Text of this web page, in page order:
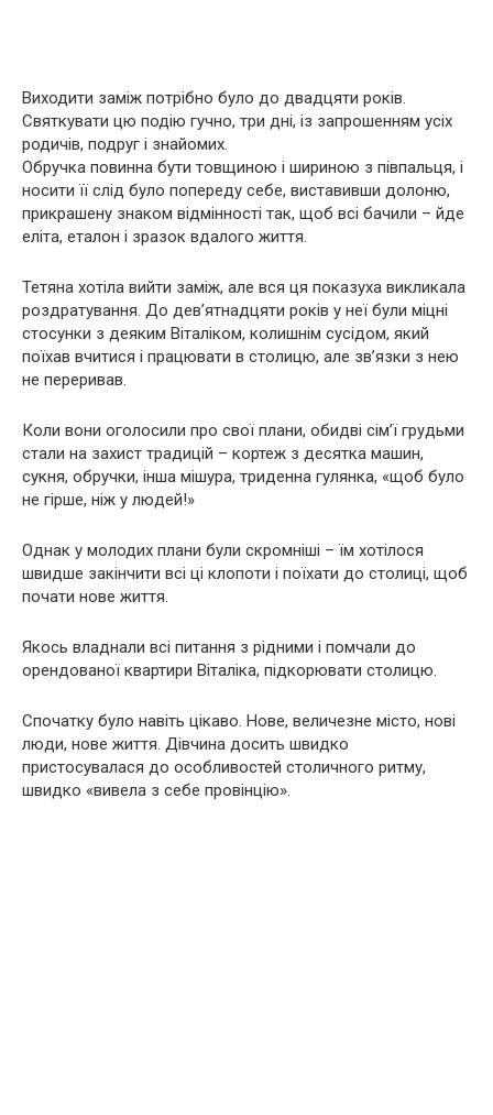
Виходити заміж потрібно було до двадцяти років.
Святкувати цю подію гучно, три дні, із запрошенням усіх
родичів, подруг і знайомих.
Обручка повинна бути товщиною і шириною з півпальця, і
носити її слід було попереду себе, виставивши долоню,
прикрашену знаком відмінності так, щоб всі бачили – йде
еліта, еталон і зразок вдалого життя.
Тетяна хотіла вийти заміж, але вся ця показуха викликала
роздратування. До дев’ятнадцяти років у неї були міцні
стосунки з деяким Віталіком, колишнім сусідом, який
поїхав вчитися і працювати в столицю, але зв’язки з нею
не переривав.
Коли вони оголосили про свої плани, обидві сім’ї грудьми
стали на захист традицій – кортеж з десятка машин,
сукня, обручки, інша мішура, триденна гулянка, «щоб було
не гірше, ніж у людей!»
Однак у молодих плани були скромніші – їм хотілося
швидше закінчити всі ці клопоти і поїхати до столиці, щоб
почати нове життя.
Якось владнали всі питання з рідними і помчали до
орендованої квартири Віталіка, підкорювати столицю.
Спочатку було навіть цікаво. Нове, величезне місто, нові
люди, нове життя. Дівчина досить швидко
пристосувалася до особливостей столичного ритму,
швидко «вивела з себе провінцію».